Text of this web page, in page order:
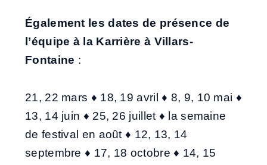
Également les dates de présence de
l’équipe à la Karrière à Villars-
Fontaine :
21, 22 mars ♦ 18, 19 avril ♦ 8, 9, 10 mai ♦
13, 14 juin ♦ 25, 26 juillet ♦ la semaine
de festival en août ♦ 12, 13, 14
septembre ♦ 17, 18 octobre ♦ 14, 15